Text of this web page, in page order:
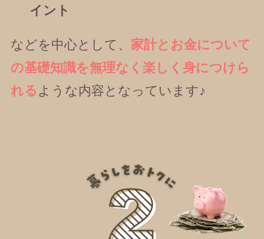
イント
などを中心として、 家計とお金について
の基礎知識を無理なく楽しく身につけら
れる ような内容となっています♪